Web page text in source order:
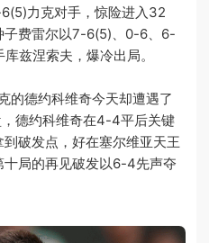
力克对手，惊险进入32
子费雷尔以7-6(5)、0-6、6-
兹涅索夫，爆冷出局。
德约科维奇今天却遭遇了
德约科维奇在4-4平后关键
破发点，好在塞尔维亚天王
局的再见破发以6-4先声夺